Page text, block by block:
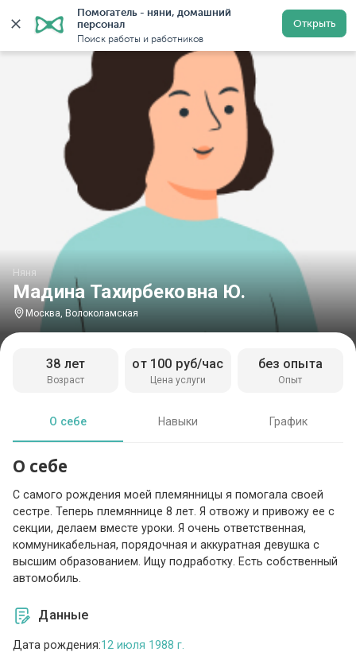
Помогатель - няни, домашний
персонал
Поиск работы и работников
Открыть
Главная Няни Няни в Москве Няни у метро
Мадина Тахирбековна Ю.
Няня
Москва, Волоколамская
Возраст
38 лет
Цена услуги
от 100 руб/час
Опыт
без опыта
О себе Навыки График
О себе
С самого рождения моей племянницы я помогала своей
сестре. Теперь племяннице 8 лет. Я отвожу и привожу ее с
секции, делаем вместе уроки. Я очень ответственная,
коммуникабельная, порядочная и аккуратная девушка с
высшим образованием. Ищу подработку. Есть собственный
автомобиль.
Данные
Дата рождения:12 июля 1988 г.